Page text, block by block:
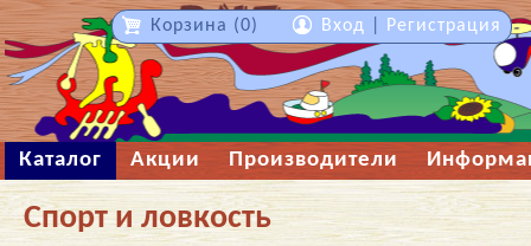
Каталог Акции Производители
Спорт и ловкость
Корзина (0) Вход Регистрация